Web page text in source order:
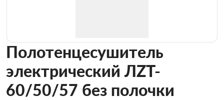
Полотенцесушитель
электрический ЛZT-
60/50/57 без полочки